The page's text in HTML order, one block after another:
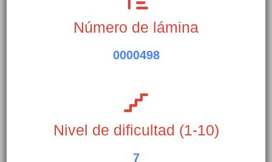
Número de lámina
0000498
Nivel de dificultad (1-10)
7